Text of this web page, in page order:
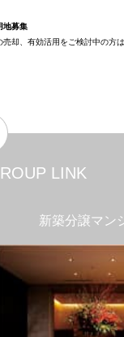
地募集
売却、有効活用をご検討中の方
LINK
新築分譲マン